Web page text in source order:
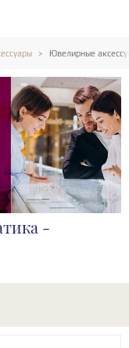
Ювелирные
-